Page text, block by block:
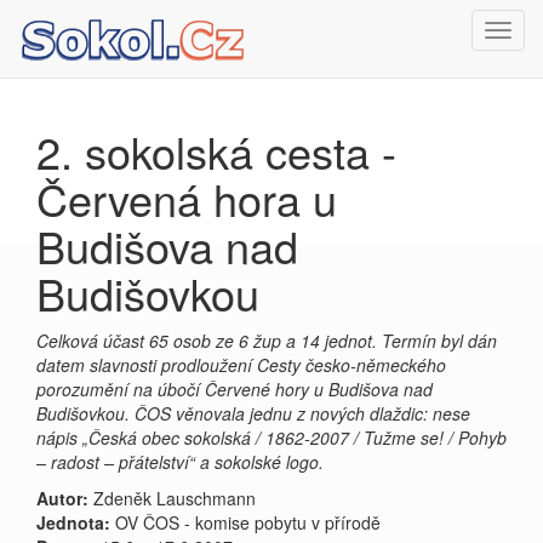
2. sokolská cesta -
Červená hora u
Budišova nad
Budišovkou
Celková účast 65 osob ze 6 žup a 14 jednot. Termín byl dán
datem slavnosti prodloužení Cesty česko-německého
porozumění na úbočí Červené hory u Budišova nad
Budišovkou. ČOS věnovala jednu z nových dlaždic: nese
nápis „Česká obec sokolská / 1862-2007 / Tužme se! / Pohyb
– radost – přátelství“ a sokolské logo.
Autor: Zdeněk Lauschmann
Jednota: OV ČOS - komise pobytu v přírodě